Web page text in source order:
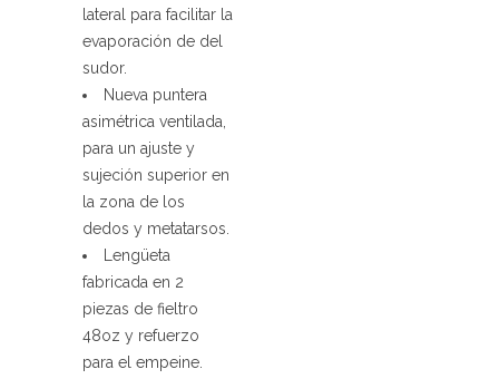
lateral para facilitar la
evaporación de del
sudor.
Nueva puntera
asimétrica ventilada,
para un ajuste y
sujeción superior en
la zona de los
dedos y metatarsos.
Lengüeta
fabricada en 2
piezas de fieltro
48oz y refuerzo
para el empeine.